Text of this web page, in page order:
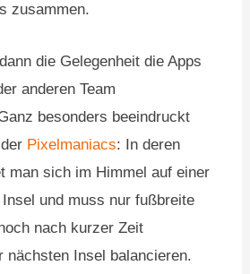
zusammen.
die Gelegenheit die Apps
anderen Team
besonders beeindruckt
Pixelmaniacs: In deren
man sich im Himmel auf einer
und muss nur fußbreite
nach kurzer Zeit
nächsten Insel balancieren.